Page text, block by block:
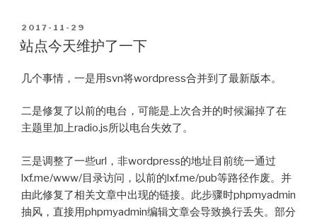
POSTED
ON
2017-11-29
站点今天维护了一下
几个事情，一是用svn将wordpress合并到了最新版本。
二是修复了以前的电台，可能是上次合并的时候漏掉了在
主题里加上radio.js所以电台失效了。
三是调整了一些url，非wordpress的地址目前统一通过
lxf.me/www/目录访问，以前的lxf.me/pub等路径作废。并
由此修复了相关文章中出现的链接。此步骤时phpmyadmin
抽风，直接用phpmyadmin编辑文章会导致换行丢失。部分